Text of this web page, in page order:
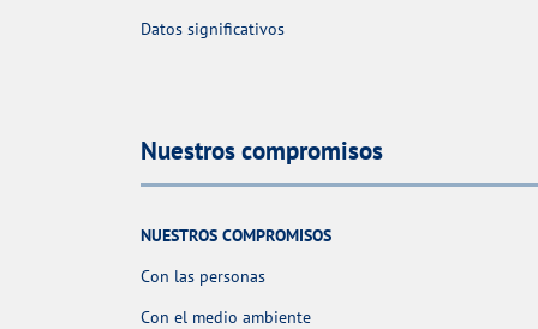
Datos significativos
Nuestros compromisos
NUESTROS COMPROMISOS
Con las personas
Con el medio ambiente